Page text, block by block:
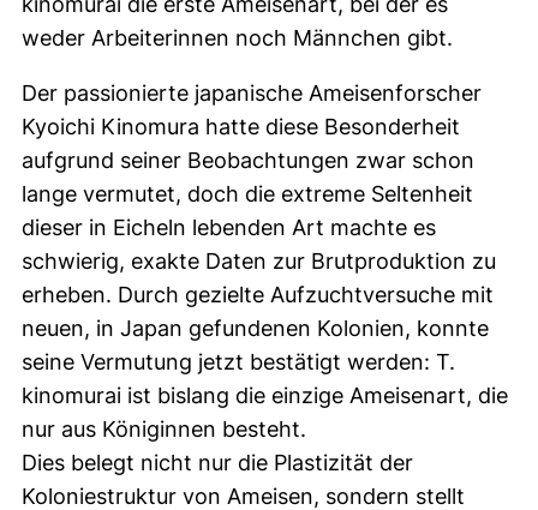
weder Arbeiterinnen noch Männchen gibt.
Der passionierte japanische Ameisenforscher
Kyoichi Kinomura hatte diese Besonderheit
aufgrund seiner Beobachtungen zwar schon
lange vermutet, doch die extreme Seltenheit
dieser in Eicheln lebenden Art machte es
schwierig, exakte Daten zur Brutproduktion zu
erheben. Durch gezielte Aufzuchtversuche mit
neuen, in Japan gefundenen Kolonien, konnte
seine Vermutung jetzt bestätigt werden: T.
kinomurai ist bislang die einzige Ameisenart, die
nur aus Königinnen besteht.
Dies belegt nicht nur die Plastizität der
Koloniestruktur von Ameisen, sondern stellt